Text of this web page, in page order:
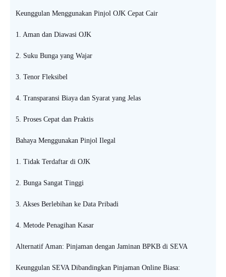
Keunggulan Menggunakan Pinjol OJK Cepat Cair
1. Aman dan Diawasi OJK
2. Suku Bunga yang Wajar
3. Tenor Fleksibel
4. Transparansi Biaya dan Syarat yang Jelas
5. Proses Cepat dan Praktis
Bahaya Menggunakan Pinjol Ilegal
1. Tidak Terdaftar di OJK
2. Bunga Sangat Tinggi
3. Akses Berlebihan ke Data Pribadi
4. Metode Penagihan Kasar
Alternatif Aman: Pinjaman dengan Jaminan BPKB di SEVA
Keunggulan SEVA Dibandingkan Pinjaman Online Biasa: